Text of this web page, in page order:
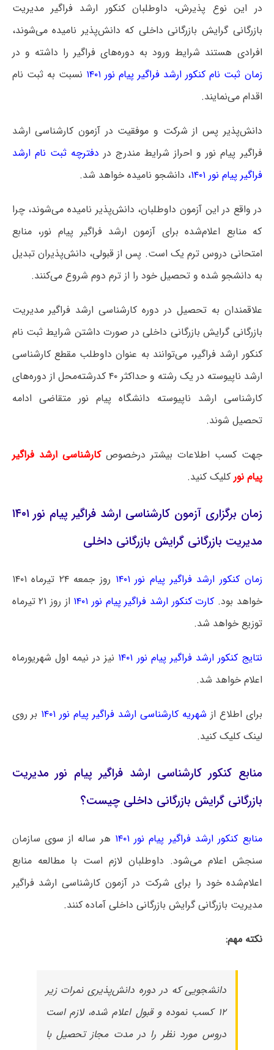
در این نوع پذیرش، داوطلبان کنکور ارشد فراگیر مدیریت
بازرگانی گرایش بازرگانی داخلی که دانش‌پذیر نامیده می‌شوند،
افرادی هستند شرایط ورود به دوره‌های فراگیر را داشته و در
زمان ثبت نام کنکور ارشد فراگیر پیام نور ۱۴۰۱
نسبت به ثبت نام
اقدام می‌نمایند.
دانش‌پذیر پس از شرکت و موفقیت در آزمون کارشناسی ارشد
فراگیر پیام نور و احراز شرایط مندرج در دفترچه ثبت نام ارشد
فراگیر پیام نور ۱۴۰۱
، دانشجو نامیده خواهد شد.
در واقع در این آزمون داوطلبان، دانش‌پذیر نامیده می‌شوند، چرا
که منابع اعلام‌شده برای آزمون ارشد فراگیر پیام نور، منابع
امتحانی دروس ترم یک است. پس از قبولی، دانش‌پذیران تبدیل
به دانشجو شده و تحصیل خود را از ترم دوم شروع می‌کنند.
علاقمندان به تحصیل در دوره کارشناسی ارشد فراگیر مدیریت
بازرگانی گرایش بازرگانی داخلی در صورت داشتن شرایط ثبت نام
کنکور ارشد فراگیر، می‌توانند به عنوان داوطلب مقطع کارشناسی
ارشد ناپیوسته در یک رشته و حداکثر ۴۰ کدرشته‌محل از دوره‌های
کارشناسی ارشد ناپیوسته دانشگاه پیام نور متقاضی ادامه
تحصیل شوند.
جهت کسب اطلاعات بیشتر درخصوص کارشناسی ارشد فراگیر
پیام نورکلیک کنید.
زمان برگزاری آزمون کارشناسی ارشد فراگیر پیام نور ۱۴۰۱
مدیریت بازرگانی گرایش بازرگانی داخلی
زمان کنکور ارشد فراگیر پیام نور ۱۴۰۱
روز جمعه ۲۴ تیرماه ۱۴۰۱
خواهد بود. کارت کنکور ارشد فراگیر پیام نور ۱۴۰۱
از روز ۲۱ تیرماه
توزیع خواهد شد.
نتایج کنکور ارشد فراگیر پیام نور ۱۴۰۱
نیز در نیمه اول شهریورماه
اعلام خواهد شد.
برای اطلاع از شهریه کارشناسی ارشد فراگیر پیام نور ۱۴۰۱
بر روی
لینک کلیک کنید.
منابع کنکور کارشناسی ارشد فراگیر پیام نور مدیریت
بازرگانی گرایش بازرگانی داخلی چیست؟
منابع کنکور ارشد فراگیر پیام نور ۱۴۰۱
هر ساله از سوی سازمان
سنجش اعلام می‌شود. داوطلبان لازم است با مطالعه منابع
اعلام‌شده خود را برای شرکت در آزمون کارشناسی ارشد فراگیر
مدیریت بازرگانی گرایش بازرگانی داخلی آماده کنند.
نکته مهم:
دانشجویی که در دوره دانش‌پذیری نمرات زیر
۱۲ کسب نموده و قبول اعلام شده، لازم است
دروس مورد نظر را در مدت مجاز تحصیل با